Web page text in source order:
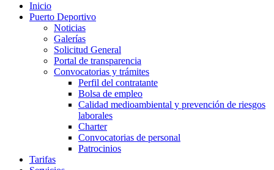
Inicio
Puerto Deportivo
Noticias
Galerías
Solicitud General
Portal de transparencia
Convocatorias y trámites
Perfil del contratante
Bolsa de empleo
Calidad medioambiental y prevención de riesgos
laborales
Charter
Convocatorias de personal
Patrocinios
Tarifas